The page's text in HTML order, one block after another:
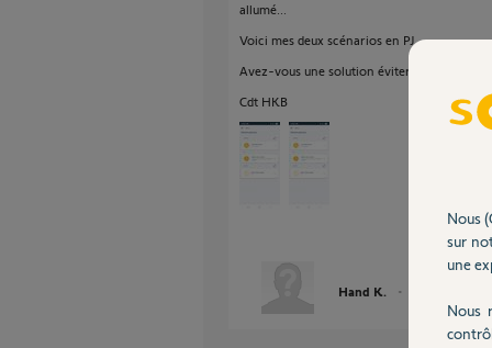
allumé...
Voici mes deux scénarios en PJ.
Avez-vous une solution éviter de mettre une
Cdt HKB
Hand K.
Nous
sur
une
Nous